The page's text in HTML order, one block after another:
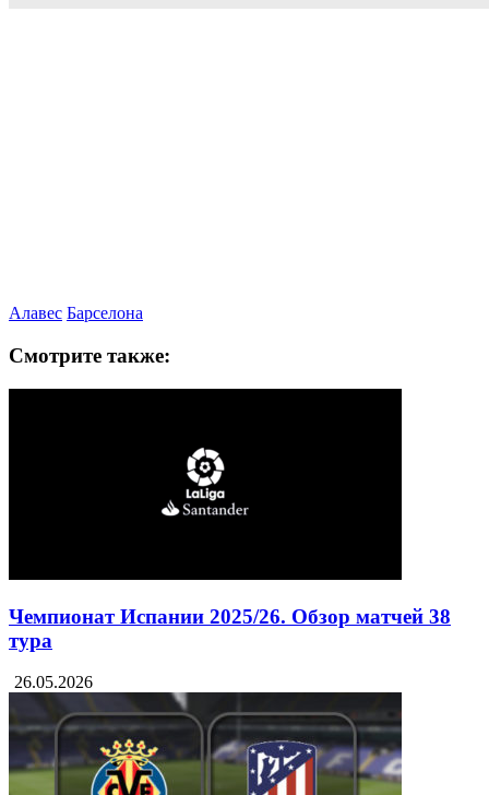
Алавес Барселона
Смотрите также:
Чемпионат Испании 2025/26. Обзор матчей 38
тура
26.05.2026